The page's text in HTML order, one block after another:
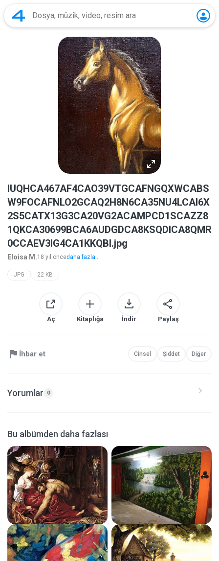
IUQHCA467AF4CAO39VTGCAFNGQXWCABS
W9FOCAFNLO2GCAQ2H8N6CA35NU4LCAI6X
2S5CATX13G3CA20VG2ACAMPCD1SCAZZ8
1QKCA30699BCA6AUDGDCA8KSQDICA8QMR
0CCAEV3IG4CA1KKQBI.jpg
Eloisa M.18 yıl öncedaha fazla...
JPG 22 KB
Aç Kitaplığa İndir Paylaş
İhbar et Cinsel Şiddet Diğer
Yorumlar 0
Bu albümden daha fazlası